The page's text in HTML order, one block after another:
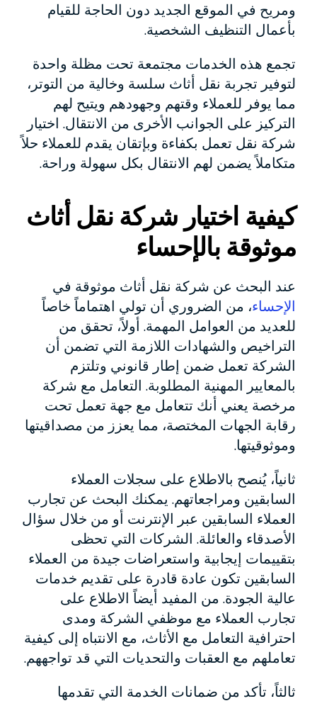
ومريح في الموقع الجديد دون الحاجة للقيام
بأعمال التنظيف الشخصية.
تجمع هذه الخدمات مجتمعة تحت مظلة واحدة
لتوفير تجربة نقل أثاث سلسة وخالية من التوتر،
مما يوفر للعملاء وقتهم وجهودهم ويتيح لهم
التركيز على الجوانب الأخرى من الانتقال. اختيار
شركة نقل تعمل بكفاءة وبإتقان يقدم للعملاء حلاً
متكاملاً يضمن لهم الانتقال بكل سهولة وراحة.
كيفية اختيار شركة نقل أثاث
موثوقة بالإحساء
عند البحث عن شركة نقل أثاث موثوقة في
الإحساء، من الضروري أن تولي اهتماماً خاصاً
للعديد من العوامل المهمة. أولاً، تحقق من
التراخيص والشهادات اللازمة التي تضمن أن
الشركة تعمل ضمن إطار قانوني وتلتزم
بالمعايير المهنية المطلوبة. التعامل مع شركة
مرخصة يعني أنك تتعامل مع جهة تعمل تحت
رقابة الجهات المختصة، مما يعزز من مصداقيتها
وموثوقيتها.
ثانياً، يُنصح بالاطلاع على سجلات العملاء
السابقين ومراجعاتهم. يمكنك البحث عن تجارب
العملاء السابقين عبر الإنترنت أو من خلال سؤال
الأصدقاء والعائلة. الشركات التي تحظى
بتقييمات إيجابية واستعراضات جيدة من العملاء
السابقين تكون عادة قادرة على تقديم خدمات
عالية الجودة. من المفيد أيضاً الاطلاع على
تجارب العملاء مع موظفي الشركة ومدى
احترافية التعامل مع الأثاث، مع الانتباه إلى كيفية
تعاملهم مع العقبات والتحديات التي قد تواجههم.
ثالثاً، تأكد من ضمانات الخدمة التي تقدمها